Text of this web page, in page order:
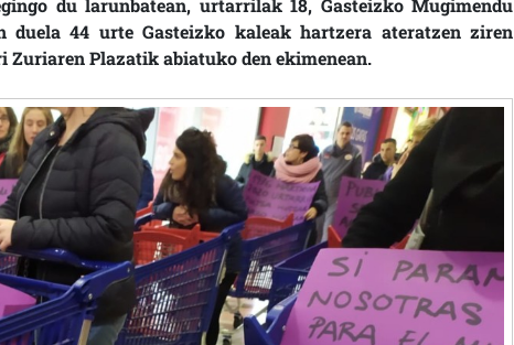
du larunbatean, urtarrilak 18, Gasteizko Mugimendu
duela 44 urte Gasteizko kaleak hartzera ateratzen ziren
Zuriaren Plazatik abiatuko den ekimenean.